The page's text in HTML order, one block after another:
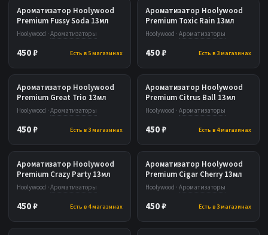
Ароматизатор Hoolywood
Premium Fussy Soda 13мл
Hoolywood · Ароматизаторы
450 ₽ Есть в 5 магазинах
Ароматизатор Hoolywood
Premium Toxic Rain 13мл
Hoolywood · Ароматизаторы
450 ₽ Есть в 3 магазинах
Ароматизатор Hoolywood
Premium Great Trio 13мл
Hoolywood · Ароматизаторы
450 ₽ Есть в 3 магазинах
Ароматизатор Hoolywood
Premium Citrus Ball 13мл
Hoolywood · Ароматизаторы
450 ₽ Есть в 4 магазинах
Ароматизатор Hoolywood
Premium Crazy Party 13мл
Hoolywood · Ароматизаторы
450 ₽ Есть в 4 магазинах
Ароматизатор Hoolywood
Premium Cigar Cherry 13мл
Hoolywood · Ароматизаторы
450 ₽ Есть в 3 магазинах